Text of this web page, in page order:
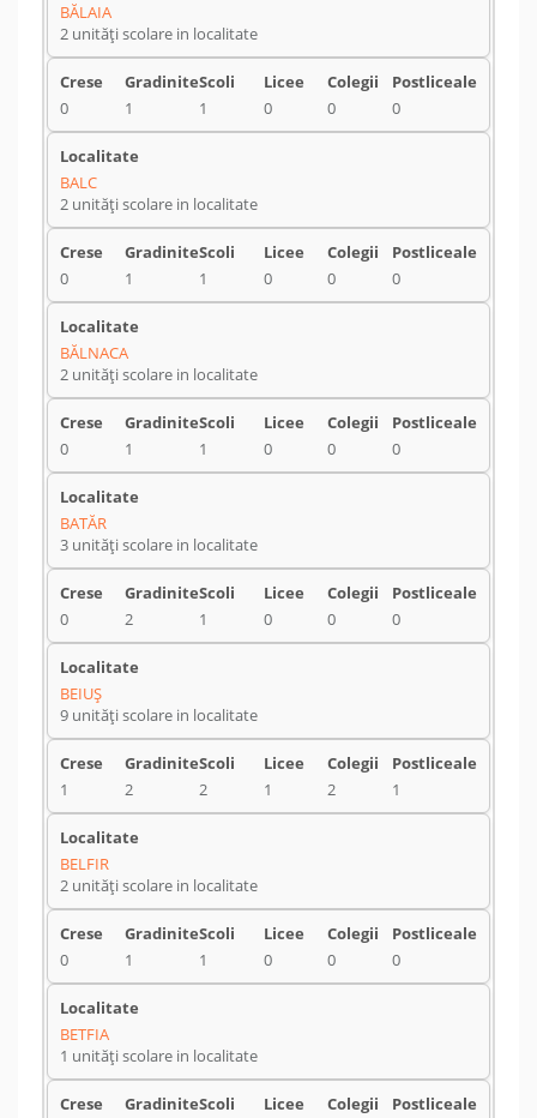
BĂLAIA
2 unități scolare in localitate
0 1 1 0 0 0
BALC
2 unități scolare in localitate
0 1 1 0 0 0
BĂLNACA
2 unități scolare in localitate
0 1 1 0 0 0
BATĂR
3 unități scolare in localitate
0 2 1 0 0 0
BEIUŞ
9 unități scolare in localitate
1 2 2 1 2 1
BELFIR
2 unități scolare in localitate
0 1 1 0 0 0
BETFIA
1 unități scolare in localitate